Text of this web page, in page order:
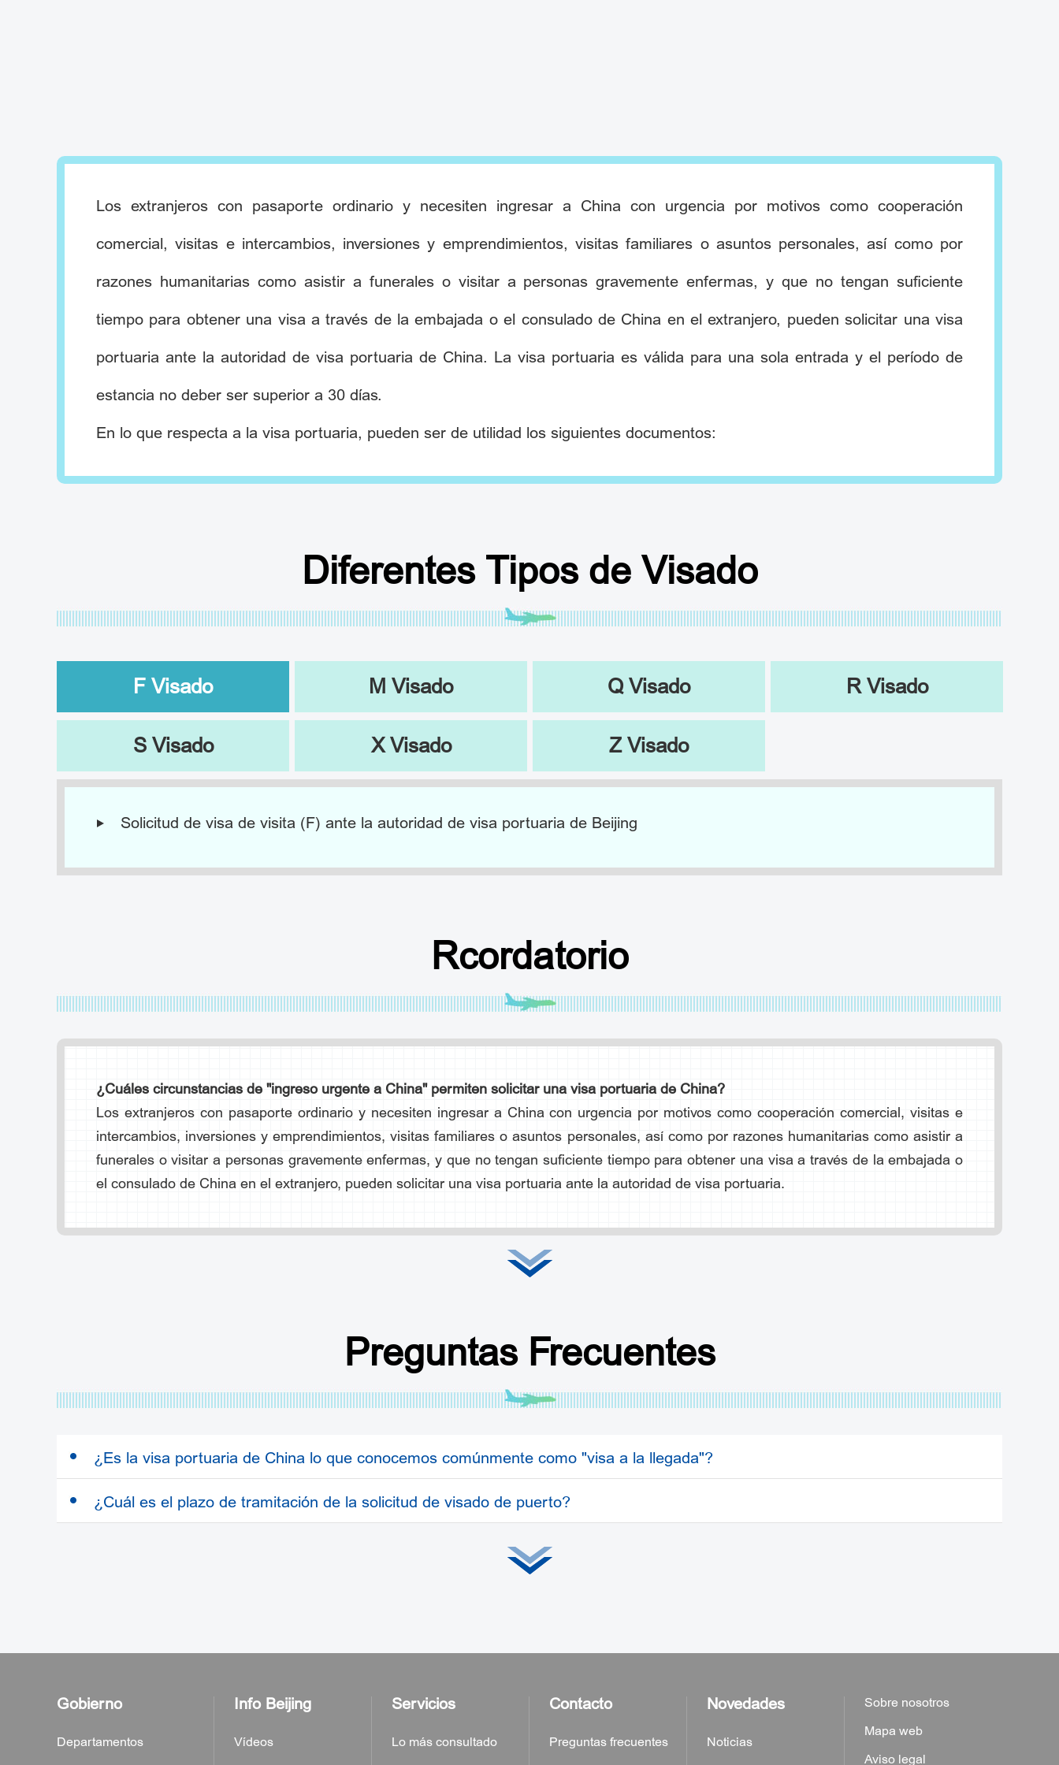
Los extranjeros con pasaporte ordinario y necesiten ingresar a China con urgencia por motivos como cooperación
comercial, visitas e intercambios, inversiones y emprendimientos, visitas familiares o asuntos personales, así como por
razones humanitarias como asistir a funerales o visitar a personas gravemente enfermas, y que no tengan suficiente
tiempo para obtener una visa a través de la embajada o el consulado de China en el extranjero, pueden solicitar una visa
portuaria ante la autoridad de visa portuaria de China. La visa portuaria es válida para una sola entrada y el período de
estancia no deber ser superior a 30 días.
En lo que respecta a la visa portuaria, pueden ser de utilidad los siguientes documentos:
Diferentes Tipos de Visado
F Visado M Visado Q Visado R Visado
S Visado X Visado Z Visado
Solicitud de visa de visita (F) ante la autoridad de visa portuaria de Beijing
Rcordatorio
¿Cuáles circunstancias de "ingreso urgente a China" permiten solicitar una visa portuaria de China?
Los extranjeros con pasaporte ordinario y necesiten ingresar a China con urgencia por motivos como cooperación comercial, visitas e
intercambios, inversiones y emprendimientos, visitas familiares o asuntos personales, así como por razones humanitarias como asistir a
funerales o visitar a personas gravemente enfermas, y que no tengan suficiente tiempo para obtener una visa a través de la embajada o
el consulado de China en el extranjero, pueden solicitar una visa portuaria ante la autoridad de visa portuaria.
¿Cómo se solicita una visa portuaria?
Paso 1: Hacer una llamada de consulta a la autoridad de visa portuaria y explicar la necesidad de ingreso urgente a China;
Paso 2: Presentar los documentos pertinentes según los requisitos del personal (por mensajería postal o correo electrónico);
Paso 4: Después de aterrizar en Beijing, solicitar la visa portuaria en la oficina de la autoridad de visa portuaria del aeropuerto.
¿Dónde se solicita la visa portuaria?
3. Oficina de la autoridad de visa portuaria del Aeropuerto Internacional de Beijing-Daxing (+86-010-89290851).
Atención especial
"Ley de Administración de Entrada y Salida de la República Popular China", es delito obtener una visa por medios fraudulentos; en caso
Preguntas Frecuentes
¿Es la visa portuaria de China lo que conocemos comúnmente como "visa a la llegada"?
¿Cuál es el plazo de tramitación de la solicitud de visado de puerto?
Gobierno
Departamentos
Info Beijing
Vídeos
Servicios
Lo más consultado
Contacto
Preguntas frecuentes
Novedades
Noticias
Sobre nosotros
Mapa web
Aviso legal